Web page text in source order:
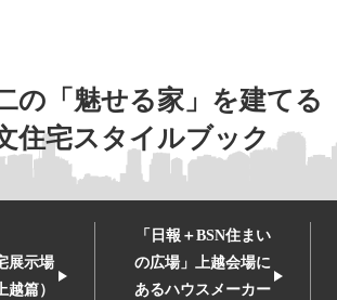
の「魅せる家」を建てる
住宅スタイルブック
展示場
越篇）
「日報＋BSN住まい
の広場」上越会場に
あるハウスメーカー